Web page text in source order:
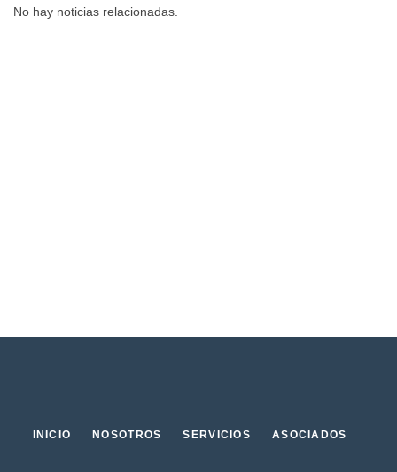
No hay noticias relacionadas.
INICIO NOSOTROS SERVICIOS ASOCIADOS